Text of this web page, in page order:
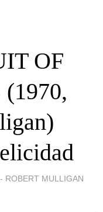
OF
- ROBERT MULLIGAN